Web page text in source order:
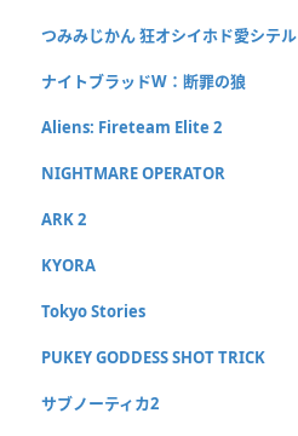
つみみじかん 狂オシイホド愛シテル
ナイトブラッドW：断罪の狼
Aliens: Fireteam Elite 2
NIGHTMARE OPERATOR
ARK 2
KYORA
Tokyo Stories
PUKEY GODDESS SHOT TRICK
サブノーティカ2